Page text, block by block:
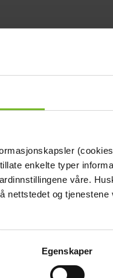
enkelte typer
våre.
nettstedet og
Egenskaper